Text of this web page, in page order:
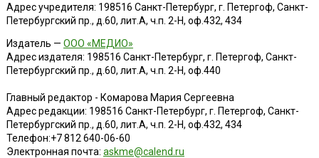
Адрес учредителя: 198516 Санкт-Петербург, г. Петергоф, Санкт-
Петербургский пр., д.60, лит.А, ч.п. 2-Н, оф.432, 434
Издатель — ООО «МЕДИО»
Адрес издателя: 198516 Санкт-Петербург, г. Петергоф, Санкт-
Петербургский пр., д.60, лит.А, ч.п. 2-Н, оф.440
Главный редактор - Комарова Мария Сергеевна
Адрес редакции: 198516 Санкт-Петербург, г. Петергоф, Санкт-
Петербургский пр., д.60, лит.А, ч.п. 2-Н, оф.432, 434
Телефон:+7 812 640-06-60
Электронная почта: askme@calend.ru